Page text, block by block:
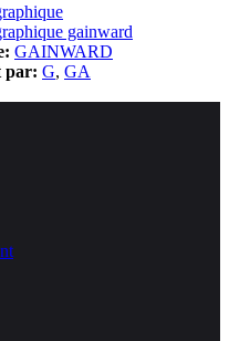
gainward
GAINWARD
par: G GA